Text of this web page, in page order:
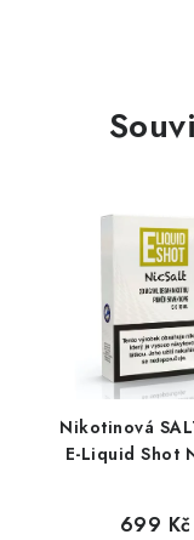
Nikotinová
E-Liquid Shot
699 Kč